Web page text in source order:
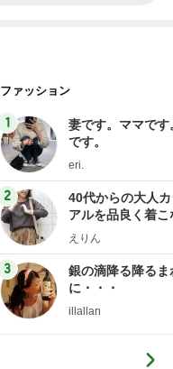
ファッション
1
妻です。ママです
です。
eri.
2
40代からの大人
アルを品良く着こ
ファッションブロ
えりん
3
銀の滴降る降るま
に・・・
illallan